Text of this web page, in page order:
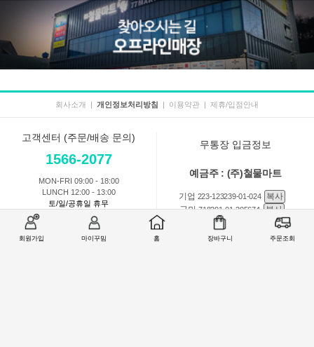
회원가입 마이꾸밈 홈 장바구니 주문조회
회사소개 | 개인정보처리방침 | 이용약관 | 제휴/입점안내
고객센터 (주문/배송 문의)
1566-2077
MON-FRI 09:00 - 18:00
LUNCH 12:00 - 13:00
토/일/공휴일 휴무
무통장 입금정보
예금주 : (주)철물마트
기업 223-123239-01-024
복사
국민718201-01-205674
복사
301-0168-3882-11 복사